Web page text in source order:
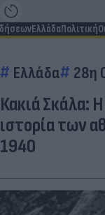
ΕλλάδαΠολιτική
Ελλάδα 28η
Κακιά Σκάλα:
ιστορία των
1940